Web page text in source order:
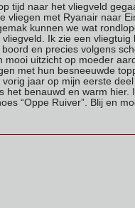
tijd naar het vliegveld
vliegen met Ryanair naar
kunnen we wat
Ik zie een
en precies volgens
mooi uitzicht op moeder
met hun besneeuwde
jaar op mijn eerste
het benauwd en warm
“Oppe Ruiver”. Blij en